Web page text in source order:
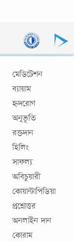
মেডিটেশন
ব্যায়াম
হৃদরোগ
অনুভূতি
রক্তদান
হিলিং
সাফল্য
অবিচুয়ারী
কোয়ান্টাপিডিয়া
প্রশ্নোত্তর
অনলাইন দান
কোরাম